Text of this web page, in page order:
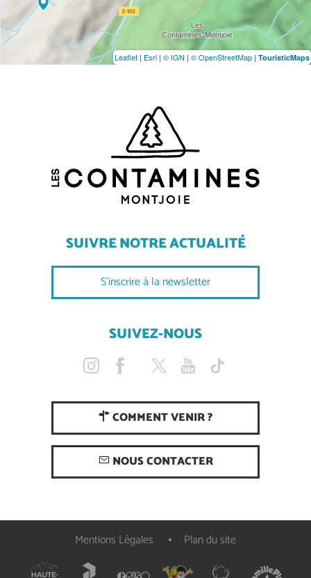
Leaflet | Esri | © IGN | © OpenStreetMap | TouristicMaps
SUIVRE NOTRE ACTUALITÉ
S'inscrire à la newsletter
SUIVEZ-NOUS
COMMENT VENIR ?
NOUS CONTACTER
Mentions Légales Plan du site